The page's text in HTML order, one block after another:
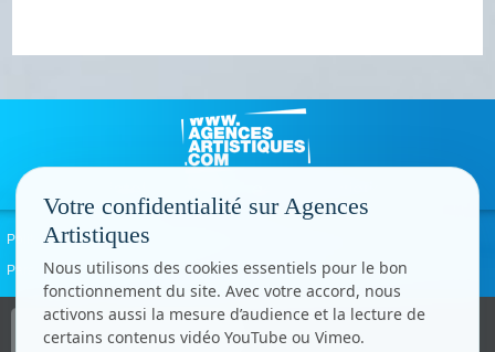
Politique de confidentialité
Paramètres cookies
Copyright © CC.Comunication
Tous droits réservés
Votre confidentialité sur Agences
Artistiques
Nous utilisons des cookies essentiels pour le bon
fonctionnement du site. Avec votre accord, nous
activons aussi la mesure d’audience et la lecture de
certains contenus vidéo YouTube ou Vimeo.